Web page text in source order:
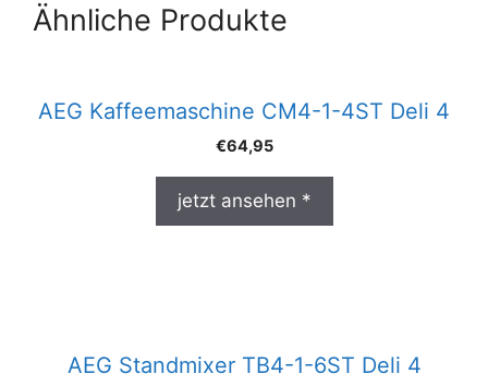
Ähnliche Produkte
AEG Kaffeemaschine CM4-1-4ST Deli 4
€64,95
jetzt ansehen *
AEG Standmixer TB4-1-6ST Deli 4